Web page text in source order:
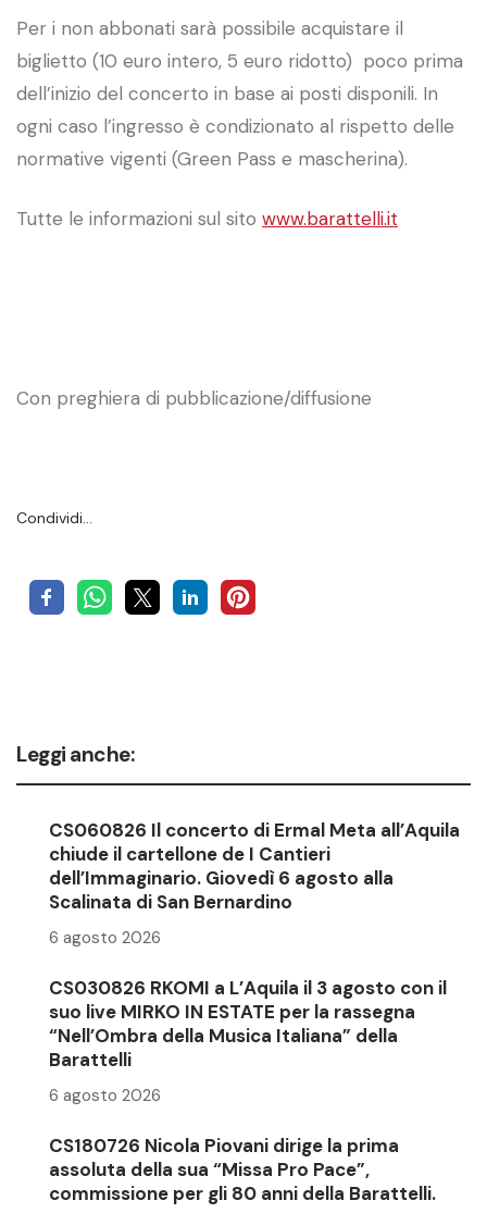
Per i non abbonati sarà possibile acquistare il
biglietto (10 euro intero, 5 euro ridotto) poco prima
dell’inizio del concerto in base ai posti disponili. In
ogni caso l’ingresso è condizionato al rispetto delle
normative vigenti (Green Pass e mascherina).
Tutte le informazioni sul sito www.barattelli.it
Con preghiera di pubblicazione/diffusione
Condividi…
Leggi anche:
CS060826 Il concerto di Ermal Meta all’Aquila
chiude il cartellone de I Cantieri
dell’Immaginario. Giovedì 6 agosto alla
Scalinata di San Bernardino
6 agosto 2026
CS030826 RKOMI a L’Aquila il 3 agosto con il
suo live MIRKO IN ESTATE per la rassegna
“Nell’Ombra della Musica Italiana” della
Barattelli
6 agosto 2026
CS180726 Nicola Piovani dirige la prima
assoluta della sua “Missa Pro Pace”,
commissione per gli 80 anni della Barattelli.